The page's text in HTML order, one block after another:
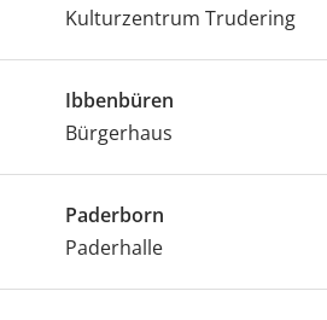
Kulturzentrum Trudering
Ibbenbüren
Bürgerhaus
Paderborn
Paderhalle